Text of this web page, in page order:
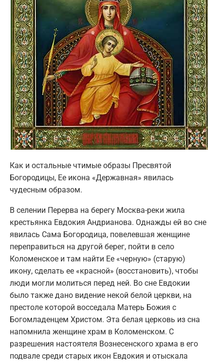
Как и остальные чтимые образы Пресвятой
Богородицы, Ее икона «Державная» явилась
чудесным образом.
В селении Перерва на берегу Москва-реки жила
крестьянка Евдокия Андрианова. Однажды ей во сне
явилась Сама Богородица, повелевшая женщине
переправиться на другой берег, пойти в село
Коломенское и там найти Ее «черную» (старую)
икону, сделать ее «красной» (восстановить), чтобы
люди могли молиться перед ней. Во сне Евдокии
было также дано видение некой белой церкви, на
престоле которой восседала Матерь Божия с
Богомладенцем Христом. Эта белая церковь из сна
напомнила женщине храм в Коломенском. С
разрешения настоятеля Вознесенского храма в его
подвале среди старых икон Евдокия и отыскала